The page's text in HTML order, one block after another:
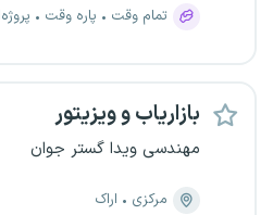
تمام وقت
پاره وقت
بازاریاب و ویزیتور
مهندسی ویدا گستر جوان
مرکزی
اراک